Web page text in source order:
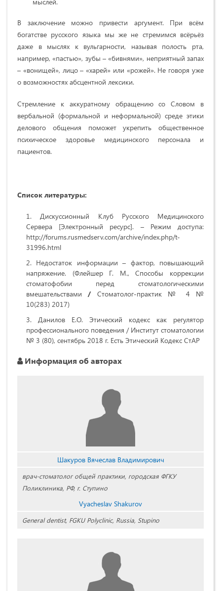
В заключение можно привести аргумент. При всём
богатстве русского языка мы же не стремимся всёрьёз
даже в мыслях к вульгарности, называя полость рта,
например, «пастью», зубы – «бивнями», неприятный запах
– «вонищей», лицо – «харей» или «рожей». Не говоря уже
о возможностях абсцентной лексики.
Стремление к аккуратному обращению со Словом в
вербальной (формальной и неформальной) среде этики
делового общения поможет укрепить общественное
психическое здоровье медицинского персонала и
пациентов.
Список литературы:
Дискуссионный Клуб Русского Медицинского
Сервера [Электронный ресурс]. – Режим доступа:
http://forums.rusmedserv.com/archive/index.php/t-
31996.html
Недостаток информации – фактор, повышающий
напряжение. (Флейшер Г. М., Способы коррекции
стоматофобии перед стоматологическими
вмешательствами / Стоматолог-практик № 4 №
10(283) 2017)
Данилов Е.О. Этический кодекс как регулятор
профессионального поведения / Институт стоматологии
№ 3 (80), сентябрь 2018 г. Есть Этический Кодекс СтАР
Информация об авторах
Шакуров Вячеслав Владимирович
врач-стоматолог общей практики, городская ФГКУ
Поликлиника, РФ, г. Ступино
Vyacheslav Shakurov
General dentist, FGKU Polyclinic, Russia, Stupino